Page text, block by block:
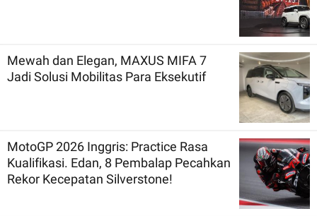
Mewah dan Elegan, MAXUS MIFA 7
Jadi Solusi Mobilitas Para Eksekutif
MotoGP 2026 Inggris: Practice Rasa
Kualifikasi. Edan, 8 Pembalap Pecahkan
Rekor Kecepatan Silverstone!